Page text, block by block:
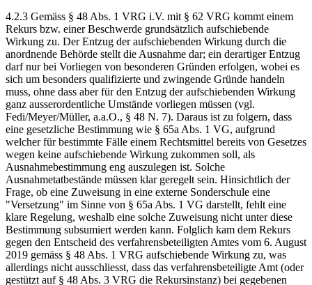
4.2.3 Gemäss § 48 Abs. 1 VRG i.V. mit § 62 VRG kommt einem
Rekurs bzw. einer Beschwerde grundsätzlich aufschiebende
Wirkung zu. Der Entzug der aufschiebenden Wirkung durch die
anordnende Behörde stellt die Ausnahme dar; ein derartiger Entzug
darf nur bei Vorliegen von besonderen Gründen erfolgen, wobei es
sich um besonders qualifizierte und zwingende Gründe handeln
muss, ohne dass aber für den Entzug der aufschiebenden Wirkung
ganz ausserordentliche Umstände vorliegen müssen (vgl.
Fedi/Meyer/Müller, a.a.O., § 48 N. 7). Daraus ist zu folgern, dass
eine gesetzliche Bestimmung wie § 65a Abs. 1 VG, aufgrund
welcher für bestimmte Fälle einem Rechtsmittel bereits von Gesetzes
wegen keine aufschiebende Wirkung zukommen soll, als
Ausnahmebestimmung eng auszulegen ist. Solche
Ausnahmetatbestände müssen klar geregelt sein. Hinsichtlich der
Frage, ob eine Zuweisung in eine externe Sonderschule eine
"Versetzung" im Sinne von § 65a Abs. 1 VG darstellt, fehlt eine
klare Regelung, weshalb eine solche Zuweisung nicht unter diese
Bestimmung subsumiert werden kann. Folglich kam dem Rekurs
gegen den Entscheid des verfahrensbeteiligten Amtes vom 6. August
2019 gemäss § 48 Abs. 1 VRG aufschiebende Wirkung zu, was
allerdings nicht ausschliesst, dass das verfahrensbeteiligte Amt (oder
gestützt auf § 48 Abs. 3 VRG die Rekursinstanz) bei gegebenen